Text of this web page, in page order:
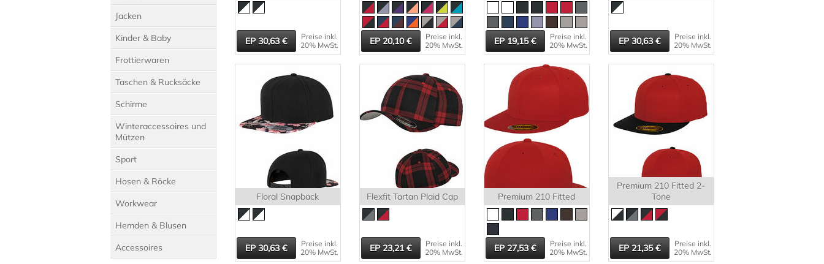
Jacken
Kinder & Baby
Frottierwaren
Taschen & Rucksäcke
Schirme
Winteraccessoires und
Mützen
Sport
Hosen & Röcke
Workwear
Hemden & Blusen
Accessoires
30,63
Preise inkl.
20% MwSt.
20,10
Preise inkl.
20% MwSt.
19,15
Preise inkl.
20% MwSt.
30,63
Preise inkl.
20% MwSt.
Floral Snapback
30,63
Preise inkl.
20% MwSt.
Flexfit Tartan Plaid Cap
23,21
Preise inkl.
20% MwSt.
Premium 210 Fitted
27,53
Preise inkl.
20% MwSt.
Premium 210 Fitted 2-
Tone
21,35
Preise inkl.
20% MwSt.